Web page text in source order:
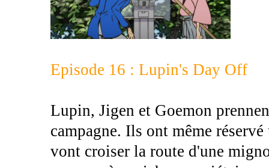
Episode 16 : Lupin's Day Off
Lupin, Jigen et Goemon
campagne. Ils ont même
vont croiser la route d'une